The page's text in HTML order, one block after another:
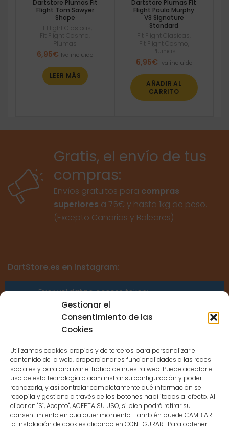
Gestionar el
Consentimiento de las
Cookies
Utilizamos cookies propias y de terceros para personalizar el
contenido de la web, proporcionarles funcionalidades a las redes
sociales y para analizar el tráfico de nuestra web. Puede aceptar el
uso de esta tecnología o administrar su configuración y poder
rechazarla, y así controlar completamente qué información se
recopila y gestiona a través de los botones habilitados al efecto. Al
clicar en "Sí, Acepto", ACEPTA SU USO, si bien podrá retirar su
consentimiento en cualquier momento. También puede CAMBIAR
la instalación de cookies clicando en CONFIGURAR. Para obtener
Dartstore Plumas Fit
Flight Tom Sawyer
Shape
Fit Flight Clasicas
Fit Flight Cosmo
Plumas
6,95€ Iva incluido
LEER MÁS
Dartstore Plumas Fit
Flight Paula Murphy
V3 Signature
Standard
Fit Flight Clasicas
Fit Flight Cosmo
Plumas
6,95€ Iva incluido
AÑADIR AL
CARRITO
Gratis, el envío de tus
compras:
Envíos gratuitos para compras
superiores a 75€ y hasta 1kg de peso.
(Excepto Canarias y Baleares)
DartStore.es en Instagram:
Error validating access token:
Sessions for the user are not allowed
because the user is not a confirmed
CONTACTO
MENÚ PRINCIPAL